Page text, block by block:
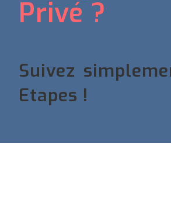
Privé ?
Suivez
Etapes !